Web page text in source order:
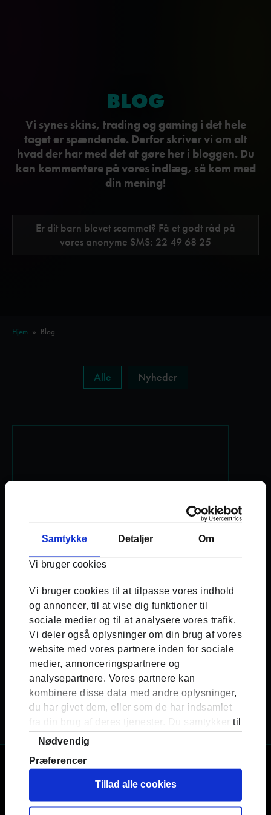
Samtykke Detaljer Om
Vi bruger cookies
Vi bruger cookies til at tilpasse vores indhold
og annoncer, til at vise dig funktioner til
sociale medier og til at analysere vores trafik.
Vi deler også oplysninger om din brug af vores
website med vores partnere inden for sociale
medier, annonceringspartnere og
analysepartnere. Vores partnere kan
kombinere disse data med andre oplysninger,
du har givet dem, eller som de har indsamlet
fra din brug af deres tjenester. Du samtykker til
vores cookies, hvis du fortsætter med at
Samtykkevalg
Nødvendig
Præferencer
Marketing
Tillad alle cookies
BLOG
Vi synes skins, trading og gaming i det hele
taget er spændende. Derfor skriver vi om alt
hvad der har med det at gøre her i bloggen. Du
kan kommentere på vores indlæg, så kom med
din mening!
Er dit barn blevet scammet? Få et godt råd på
vores anonyme SMS: 22 49 68 25
Hjem » Blog
Alle Nyheder
Velkommen til!
6 mar, 2023
Stine Fra Scammed.dk
drøm at udvikle et site kun til forældre.
Med midler fra Rådet for Offerfonden i
ryggen er den...
Se mere
Viser1af 1